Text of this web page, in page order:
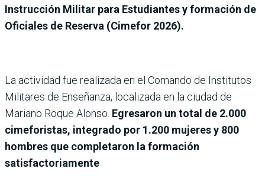
Instrucción Militar para Estudiantes y formación de
Oficiales de Reserva (Cimefor 2026).
La actividad fue realizada en el Comando de Institutos
Militares de Enseñanza, localizada en la ciudad de
Mariano Roque Alonso. Egresaron un total de 2.000
cimeforistas, integrado por 1.200 mujeres y 800
hombres que completaron la formación
satisfactoriamente